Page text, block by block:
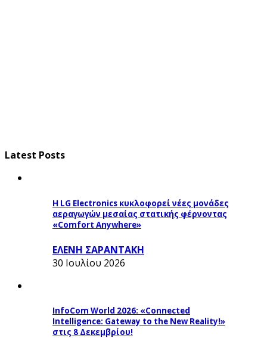
Latest Posts
Η LG Electronics κυκλοφορεί νέες μονάδες
αεραγωγών μεσαίας στατικής φέρνοντας
«Comfort Anywhere»
ΕΛΕΝΗ ΣΑΡΑΝΤΑΚΗ
30 Ιουλίου 2026
InfoCom World 2026: «Connected
Intelligence: Gateway to the New Reality!»
στις 8 Δεκεμβρίου!